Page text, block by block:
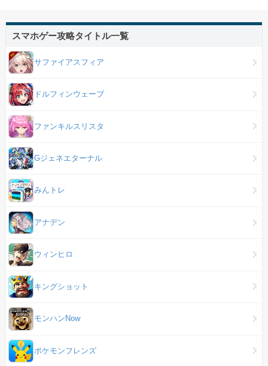
スマホゲー攻略タイトル一覧
サファイアスフィア
ドルフィンウェーブ
ファンキルスリスタ
Gジェネエターナル
みんトレ
アナデン
ウィンヒロ
キングショット
モンハンNow
ポケモンフレンズ